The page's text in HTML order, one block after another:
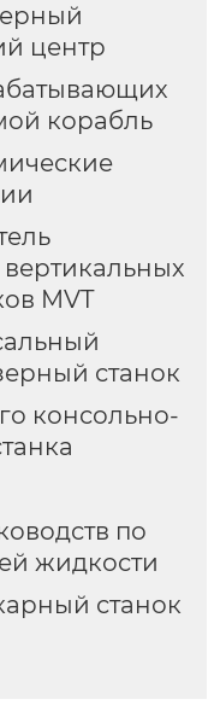
центр
корабль
MVT
станок
консольно-
по
жидкости
станок